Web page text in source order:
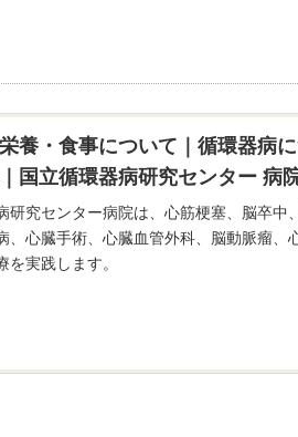
養・食事について｜循環器病
国立循環器病研究センター 病
研究センター病院は、心筋梗塞、脳卒中
、心臓手術、心臓血管外科、脳動脈瘤、
実践します。